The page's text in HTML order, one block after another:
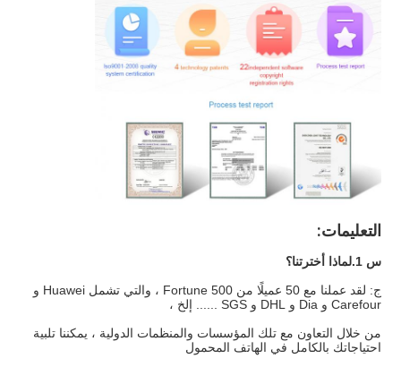
التعليمات:
س 1.لماذا أخترتنا؟
Carefour و Dia و DHL و SGS ...... إلخ ،
احتياجاتك بالكامل في الهاتف المحمول